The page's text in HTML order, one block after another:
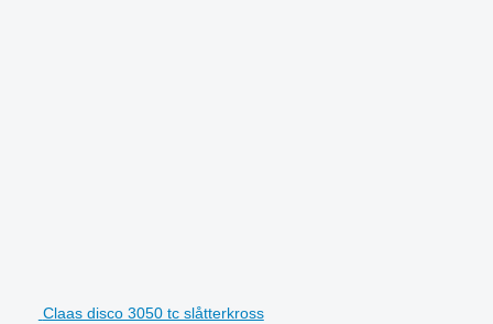
Claas disco 3050 tc slåtterkross